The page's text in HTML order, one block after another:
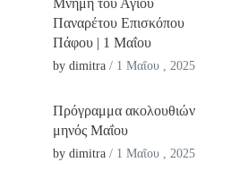
Μνήμη του Αγίου
Παναρέτου Επισκόπου
Πάφου | 1 Μαΐου
by dimitra / 1 Μαΐου , 2025
Πρόγραμμα ακολουθιών
μηνός Μαΐου
by dimitra / 1 Μαΐου , 2025